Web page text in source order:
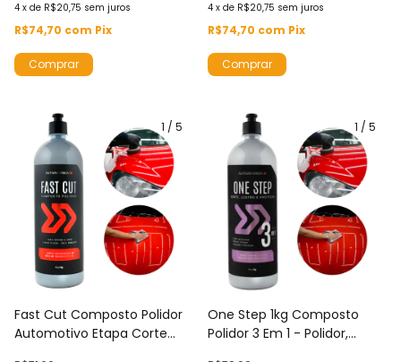
4 x de R$20,75 sem juros
R$74,70 com Pix
4 x de R$20,75 sem juros
R$74,70 com Pix
1 / 5
Fast Cut Composto Polidor
Automotivo Etapa Corte
1 / 5
One Step 1kg Composto
Polidor 3 Em 1 - Polidor,